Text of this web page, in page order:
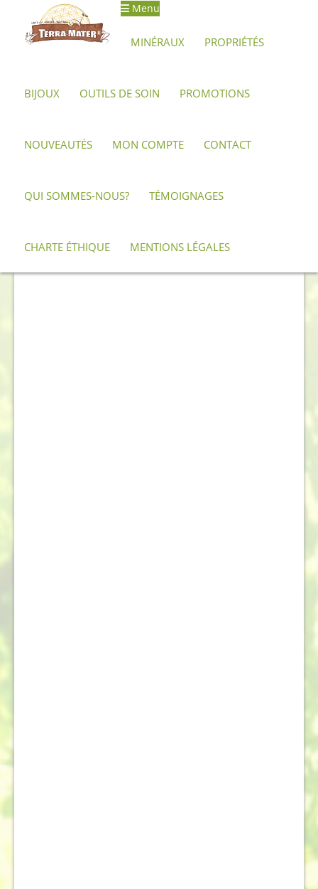
Aller
Aller
au
Menu
MINÉRAUX PROPRIÉTÉS
BIJOUX OUTILS DE SOIN PROMOTIONS
NOUVEAUTÉS MON COMPTE CONTACT
QUI SOMMES-NOUS? TÉMOIGNAGES
CHARTE ÉTHIQUE MENTIONS LÉGALES
Accueil Archives Cabochon de Pierre de lune